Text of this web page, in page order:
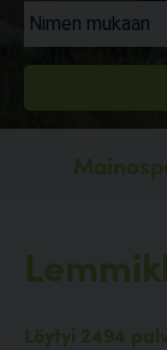
Löytyi 2494